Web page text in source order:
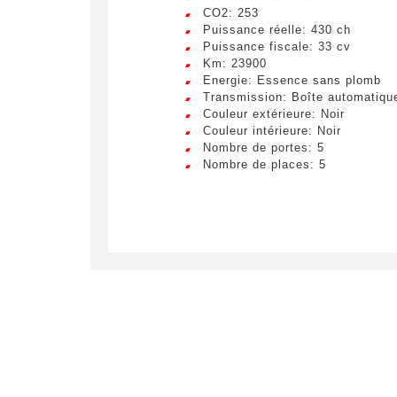
CO2: 253
Puissance réelle: 430 ch
Puissance fiscale: 33 cv
Km: 23900
Energie: Essence sans plomb
Transmission: Boîte
Couleur extérieure: Noir
Couleur intérieure: Noir
Nombre de portes: 5
Nombre de places: 5